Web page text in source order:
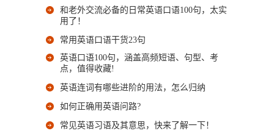
和老外交流必备的日常英语口语100句，太实
用了！
常用英语口语干货23句
英语口语100句，涵盖高频短语、句型、考
点，值得收藏!
英语连词有哪些进阶的用法，怎么归纳
如何正确用英语问路?
常见英语习语及其意思，快来了解一下！